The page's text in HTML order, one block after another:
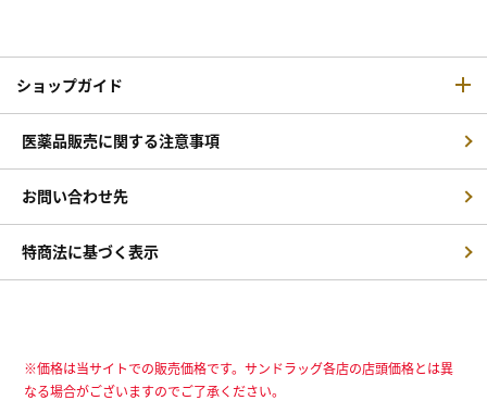
ショップガイド
医薬品販売に関する注意事項
お問い合わせ先
特商法に基づく表示
※価格は当サイトでの販売価格です。サンドラッグ各店の店頭価格とは異
なる場合がございますのでご了承ください。